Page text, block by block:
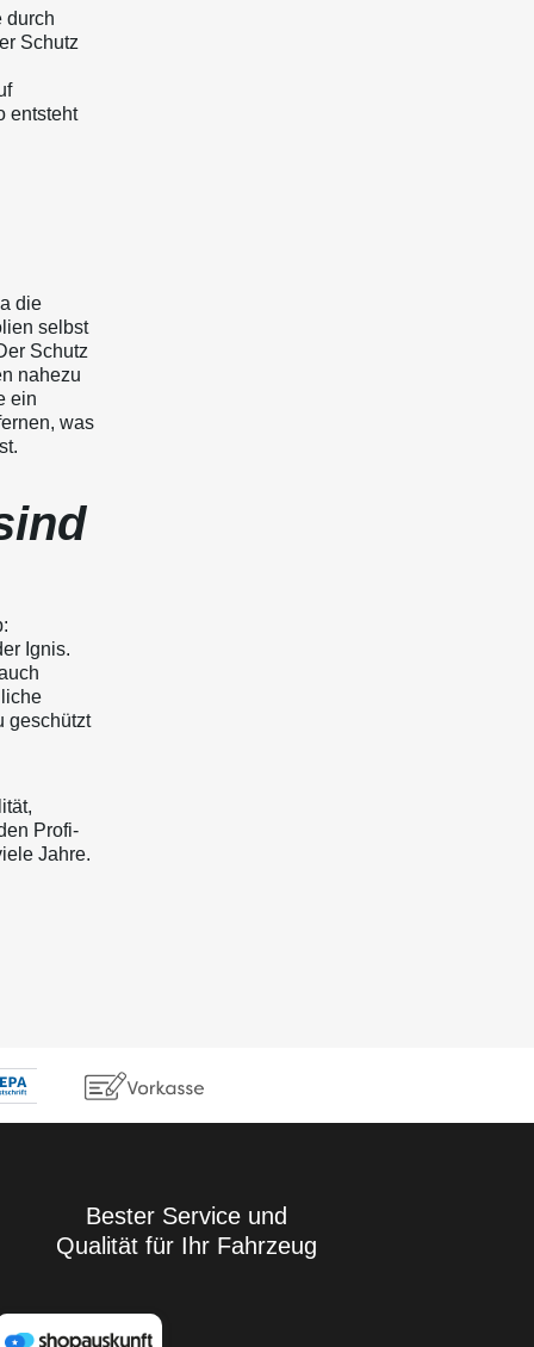
durch
Schutz
entsteht
die
selbst
Schutz
nahezu
ein
was
Ignis.
geschützt
Profi-
Jahre.
Bester Service und
Qualität für Ihr Fahrzeug